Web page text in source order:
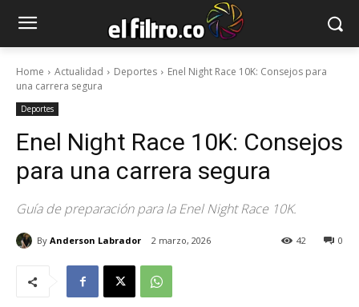
Home Actualidad Deportes
Enel Night Race 10K: Consejos para
una carrera segura
Deportes
Enel Night Race 10K: Consejos
para una carrera segura
Guía de preparación para la Enel Night Race 10K.
By Anderson Labrador 2 marzo, 2026 0
42